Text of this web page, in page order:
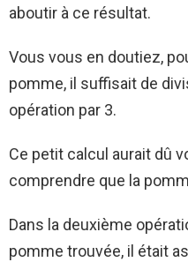
aboutir à ce résultat.
Vous vous en doutiez,
pomme, il suffisait de
opération par 3.
Ce petit calcul aurait dû
comprendre que la
Dans la deuxième
pomme trouvée, il était